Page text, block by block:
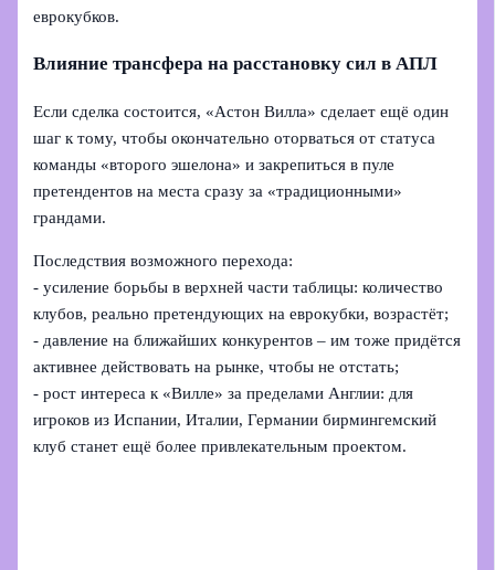
еврокубков.
Влияние трансфера на расстановку сил в АПЛ
Если сделка состоится, «Астон Вилла» сделает ещё один
шаг к тому, чтобы окончательно оторваться от статуса
команды «второго эшелона» и закрепиться в пуле
претендентов на места сразу за «традиционными»
грандами.
Последствия возможного перехода:
- усиление борьбы в верхней части таблицы: количество
клубов, реально претендующих на еврокубки, возрастёт;
- давление на ближайших конкурентов – им тоже придётся
активнее действовать на рынке, чтобы не отстать;
- рост интереса к «Вилле» за пределами Англии: для
игроков из Испании, Италии, Германии бирмингемский
клуб станет ещё более привлекательным проектом.